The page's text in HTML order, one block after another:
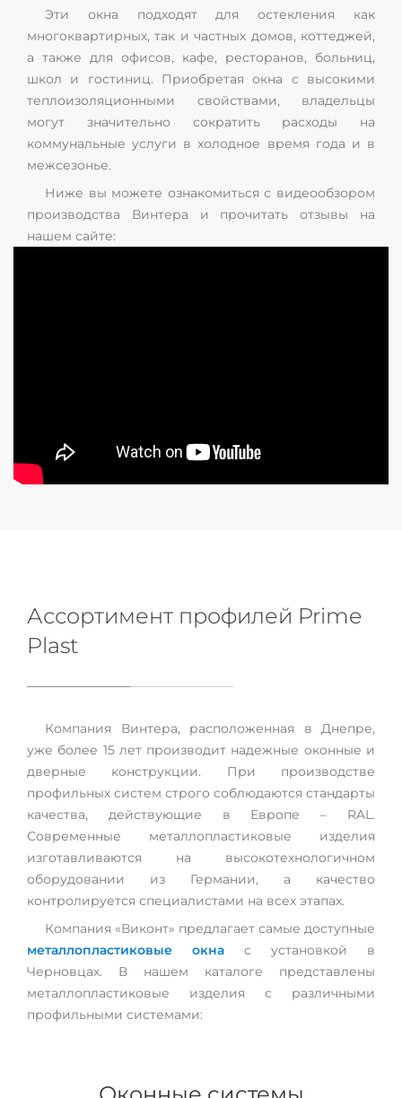
Эти окна подходят для остекления как
многоквартирных, так и частных домов, коттеджей,
а также для офисов, кафе, ресторанов, больниц,
школ и гостиниц. Приобретая окна с высокими
теплоизоляционными свойствами, владельцы
могут значительно сократить расходы на
коммунальные услуги в холодное время года и в
межсезонье.
Ниже вы можете ознакомиться с видеообзором
производства Винтера и прочитать отзывы на
нашем сайте:
Ассортимент профилей Prime
Plast
Компания Винтера, расположенная в Днепре,
уже более 15 лет производит надежные оконные и
дверные конструкции. При производстве
профильных систем строго соблюдаются стандарты
качества, действующие в Европе – RAL.
Современные металлопластиковые изделия
изготавливаются на высокотехнологичном
оборудовании из Германии, а качество
контролируется специалистами на всех этапах.
Компания «Виконт» предлагает самые доступные
металлопластиковые окна с установкой в
Черновцах. В нашем каталоге представлены
металлопластиковые изделия с различными
профильными системами: